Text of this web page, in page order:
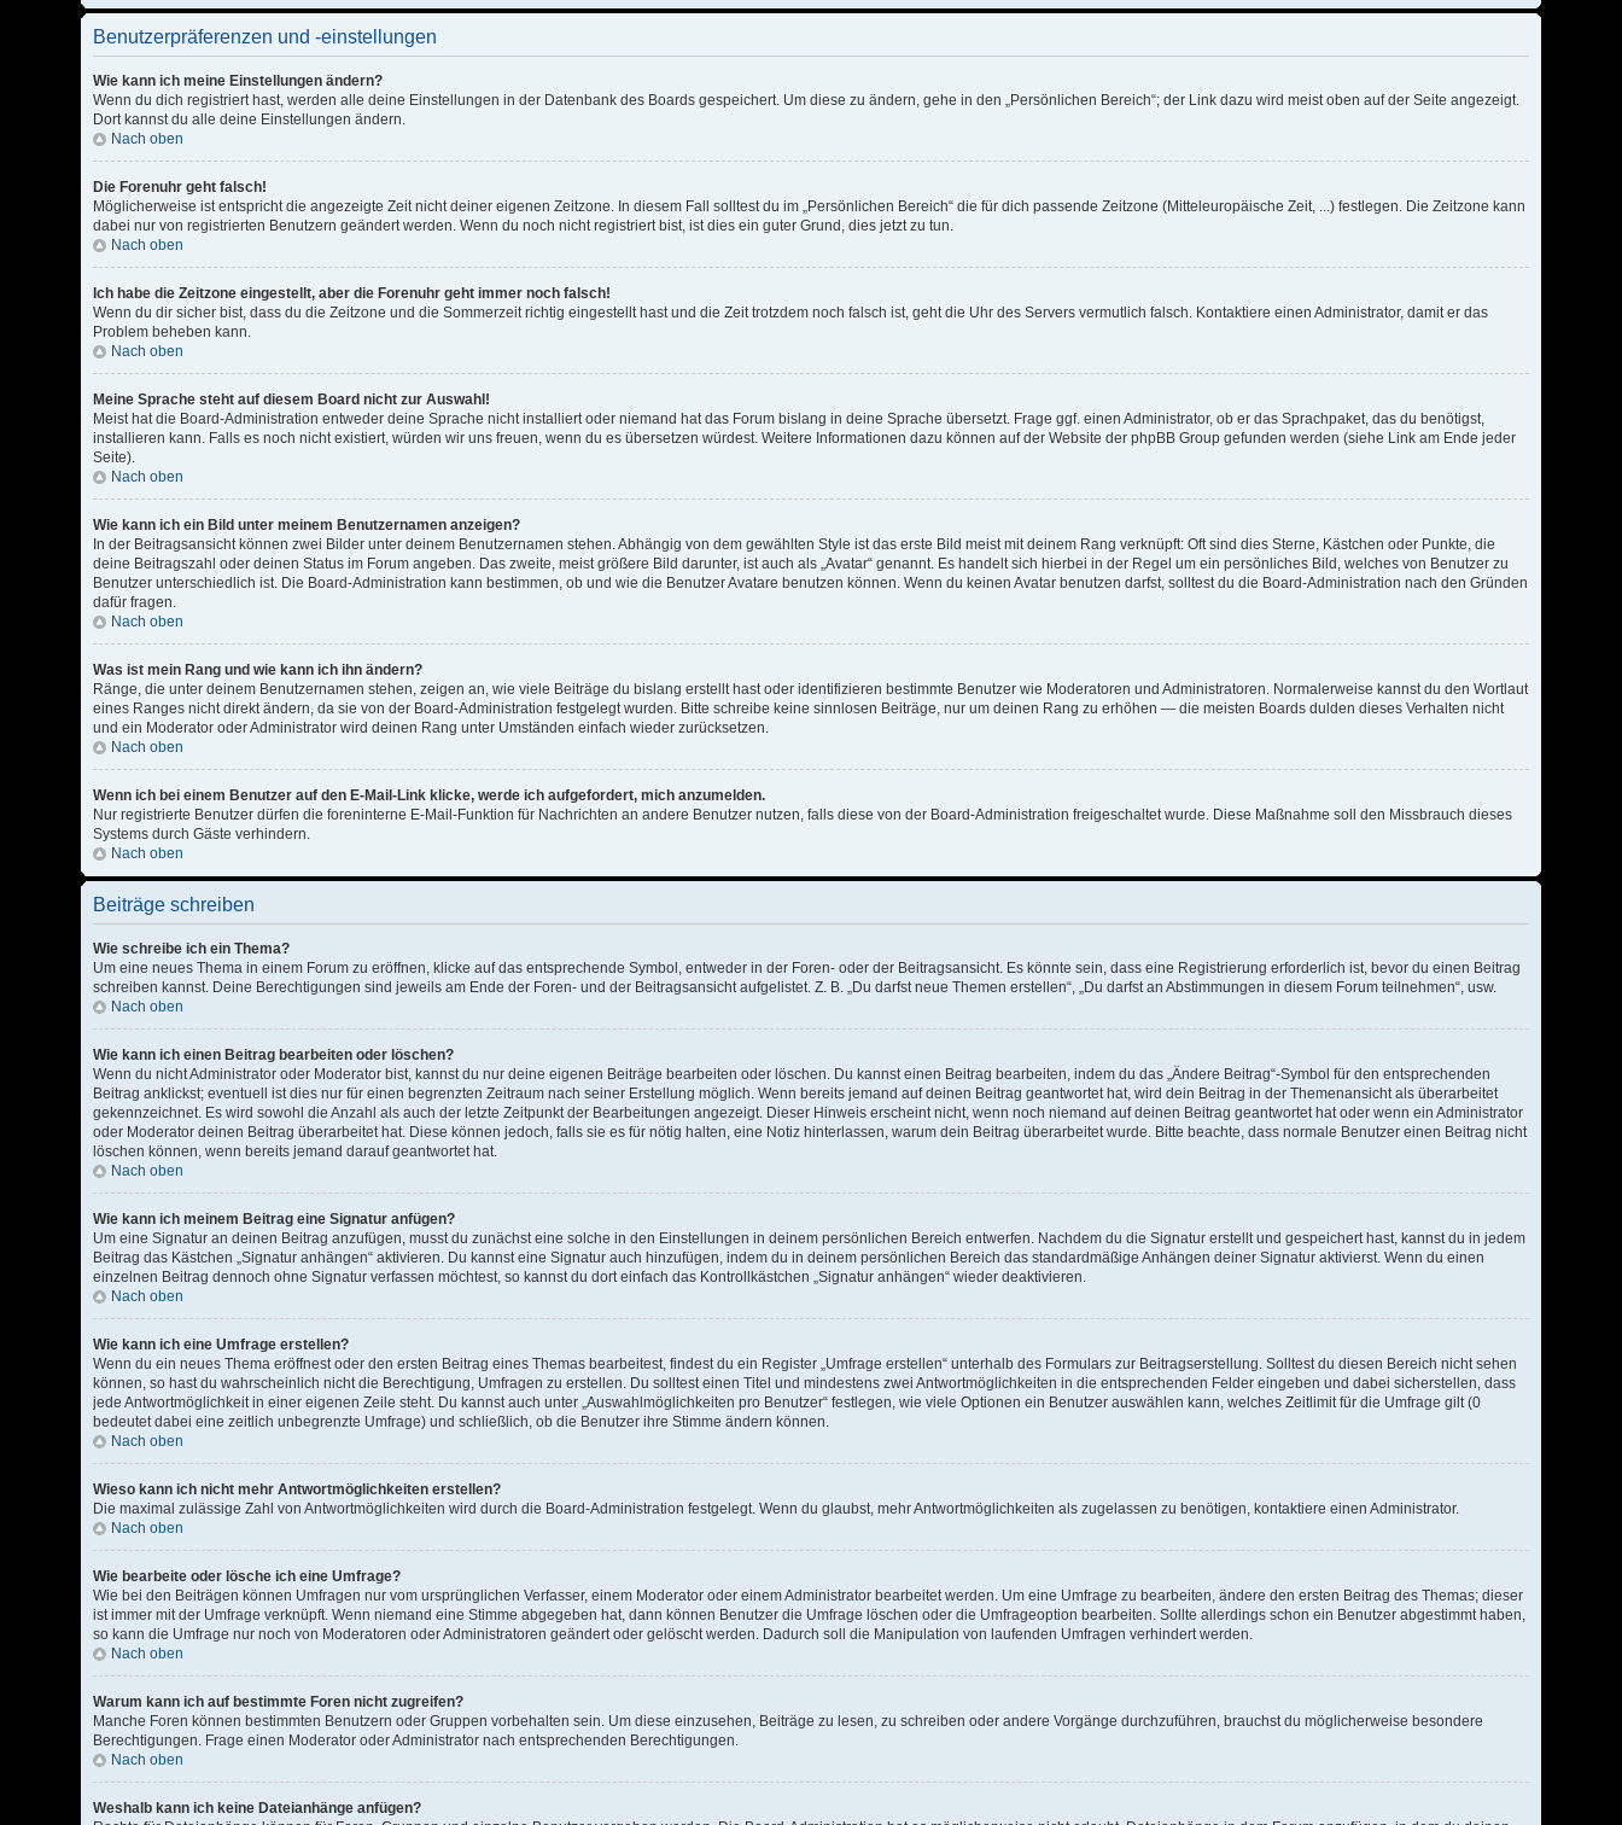
Benutzerpräferenzen und -einstellungen
Wie kann ich meine Einstellungen ändern?
Wenn du dich registriert hast, werden alle deine Einstellungen in der Datenbank des Boards gespeichert. Um diese zu ändern, gehe in den „Persönlichen Bereich“; der Link dazu wird meist oben auf der Seite angezeigt.
Dort kannst du alle deine Einstellungen ändern.
Nach oben
Die Forenuhr geht falsch!
Möglicherweise ist entspricht die angezeigte Zeit nicht deiner eigenen Zeitzone. In diesem Fall solltest du im „Persönlichen Bereich“ die für dich passende Zeitzone (Mitteleuropäische Zeit, ...) festlegen. Die Zeitzone kann
dabei nur von registrierten Benutzern geändert werden. Wenn du noch nicht registriert bist, ist dies ein guter Grund, dies jetzt zu tun.
Nach oben
Ich habe die Zeitzone eingestellt, aber die Forenuhr geht immer noch falsch!
Wenn du dir sicher bist, dass du die Zeitzone und die Sommerzeit richtig eingestellt hast und die Zeit trotzdem noch falsch ist, geht die Uhr des Servers vermutlich falsch. Kontaktiere einen Administrator, damit er das
Problem beheben kann.
Nach oben
Meine Sprache steht auf diesem Board nicht zur Auswahl!
Meist hat die Board-Administration entweder deine Sprache nicht installiert oder niemand hat das Forum bislang in deine Sprache übersetzt. Frage ggf. einen Administrator, ob er das Sprachpaket, das du benötigst,
installieren kann. Falls es noch nicht existiert, würden wir uns freuen, wenn du es übersetzen würdest. Weitere Informationen dazu können auf der Website der phpBB Group gefunden werden (siehe Link am Ende jeder
Seite).
Nach oben
Wie kann ich ein Bild unter meinem Benutzernamen anzeigen?
In der Beitragsansicht können zwei Bilder unter deinem Benutzernamen stehen. Abhängig von dem gewählten Style ist das erste Bild meist mit deinem Rang verknüpft: Oft sind dies Sterne, Kästchen oder Punkte, die
deine Beitragszahl oder deinen Status im Forum angeben. Das zweite, meist größere Bild darunter, ist auch als „Avatar“ genannt. Es handelt sich hierbei in der Regel um ein persönliches Bild, welches von Benutzer zu
Benutzer unterschiedlich ist. Die Board-Administration kann bestimmen, ob und wie die Benutzer Avatare benutzen können. Wenn du keinen Avatar benutzen darfst, solltest du die Board-Administration nach den Gründen
dafür fragen.
Nach oben
Was ist mein Rang und wie kann ich ihn ändern?
Ränge, die unter deinem Benutzernamen stehen, zeigen an, wie viele Beiträge du bislang erstellt hast oder identifizieren bestimmte Benutzer wie Moderatoren und Administratoren. Normalerweise kannst du den Wortlaut
eines Ranges nicht direkt ändern, da sie von der Board-Administration festgelegt wurden. Bitte schreibe keine sinnlosen Beiträge, nur um deinen Rang zu erhöhen — die meisten Boards dulden dieses Verhalten nicht
und ein Moderator oder Administrator wird deinen Rang unter Umständen einfach wieder zurücksetzen.
Nach oben
Wenn ich bei einem Benutzer auf den E-Mail-Link klicke, werde ich aufgefordert, mich anzumelden.
Nur registrierte Benutzer dürfen die foreninterne E-Mail-Funktion für Nachrichten an andere Benutzer nutzen, falls diese von der Board-Administration freigeschaltet wurde. Diese Maßnahme soll den Missbrauch dieses
Systems durch Gäste verhindern.
Nach oben
Beiträge schreiben
Wie schreibe ich ein Thema?
Um eine neues Thema in einem Forum zu eröffnen, klicke auf das entsprechende Symbol, entweder in der Foren- oder der Beitragsansicht. Es könnte sein, dass eine Registrierung erforderlich ist, bevor du einen Beitrag
schreiben kannst. Deine Berechtigungen sind jeweils am Ende der Foren- und der Beitragsansicht aufgelistet. Z. B. „Du darfst neue Themen erstellen“, „Du darfst an Abstimmungen in diesem Forum teilnehmen“, usw.
Nach oben
Wie kann ich einen Beitrag bearbeiten oder löschen?
Wenn du nicht Administrator oder Moderator bist, kannst du nur deine eigenen Beiträge bearbeiten oder löschen. Du kannst einen Beitrag bearbeiten, indem du das „Ändere Beitrag“-Symbol für den entsprechenden
Beitrag anklickst; eventuell ist dies nur für einen begrenzten Zeitraum nach seiner Erstellung möglich. Wenn bereits jemand auf deinen Beitrag geantwortet hat, wird dein Beitrag in der Themenansicht als überarbeitet
gekennzeichnet. Es wird sowohl die Anzahl als auch der letzte Zeitpunkt der Bearbeitungen angezeigt. Dieser Hinweis erscheint nicht, wenn noch niemand auf deinen Beitrag geantwortet hat oder wenn ein Administrator
oder Moderator deinen Beitrag überarbeitet hat. Diese können jedoch, falls sie es für nötig halten, eine Notiz hinterlassen, warum dein Beitrag überarbeitet wurde. Bitte beachte, dass normale Benutzer einen Beitrag nicht
löschen können, wenn bereits jemand darauf geantwortet hat.
Nach oben
Wie kann ich meinem Beitrag eine Signatur anfügen?
Um eine Signatur an deinen Beitrag anzufügen, musst du zunächst eine solche in den Einstellungen in deinem persönlichen Bereich entwerfen. Nachdem du die Signatur erstellt und gespeichert hast, kannst du in jedem
Beitrag das Kästchen „Signatur anhängen“ aktivieren. Du kannst eine Signatur auch hinzufügen, indem du in deinem persönlichen Bereich das standardmäßige Anhängen deiner Signatur aktivierst. Wenn du einen
einzelnen Beitrag dennoch ohne Signatur verfassen möchtest, so kannst du dort einfach das Kontrollkästchen „Signatur anhängen“ wieder deaktivieren.
Nach oben
Wie kann ich eine Umfrage erstellen?
Wenn du ein neues Thema eröffnest oder den ersten Beitrag eines Themas bearbeitest, findest du ein Register „Umfrage erstellen“ unterhalb des Formulars zur Beitragserstellung. Solltest du diesen Bereich nicht sehen
können, so hast du wahrscheinlich nicht die Berechtigung, Umfragen zu erstellen. Du solltest einen Titel und mindestens zwei Antwortmöglichkeiten in die entsprechenden Felder eingeben und dabei sicherstellen, dass
jede Antwortmöglichkeit in einer eigenen Zeile steht. Du kannst auch unter „Auswahlmöglichkeiten pro Benutzer“ festlegen, wie viele Optionen ein Benutzer auswählen kann, welches Zeitlimit für die Umfrage gilt (0
bedeutet dabei eine zeitlich unbegrenzte Umfrage) und schließlich, ob die Benutzer ihre Stimme ändern können.
Nach oben
Wieso kann ich nicht mehr Antwortmöglichkeiten erstellen?
Die maximal zulässige Zahl von Antwortmöglichkeiten wird durch die Board-Administration festgelegt. Wenn du glaubst, mehr Antwortmöglichkeiten als zugelassen zu benötigen, kontaktiere einen Administrator.
Nach oben
Wie bearbeite oder lösche ich eine Umfrage?
Wie bei den Beiträgen können Umfragen nur vom ursprünglichen Verfasser, einem Moderator oder einem Administrator bearbeitet werden. Um eine Umfrage zu bearbeiten, ändere den ersten Beitrag des Themas; dieser
ist immer mit der Umfrage verknüpft. Wenn niemand eine Stimme abgegeben hat, dann können Benutzer die Umfrage löschen oder die Umfrageoption bearbeiten. Sollte allerdings schon ein Benutzer abgestimmt haben,
so kann die Umfrage nur noch von Moderatoren oder Administratoren geändert oder gelöscht werden. Dadurch soll die Manipulation von laufenden Umfragen verhindert werden.
Nach oben
Warum kann ich auf bestimmte Foren nicht zugreifen?
Manche Foren können bestimmten Benutzern oder Gruppen vorbehalten sein. Um diese einzusehen, Beiträge zu lesen, zu schreiben oder andere Vorgänge durchzuführen, brauchst du möglicherweise besondere
Berechtigungen. Frage einen Moderator oder Administrator nach entsprechenden Berechtigungen.
Nach oben
Weshalb kann ich keine Dateianhänge anfügen?